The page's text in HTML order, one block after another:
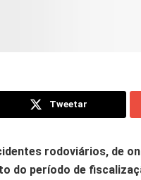
Tweetar
rodoviários, de
do período de